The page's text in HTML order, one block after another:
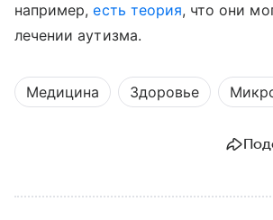
например,есть теория, что они
лечении аутизма.
Медицина Здоровье